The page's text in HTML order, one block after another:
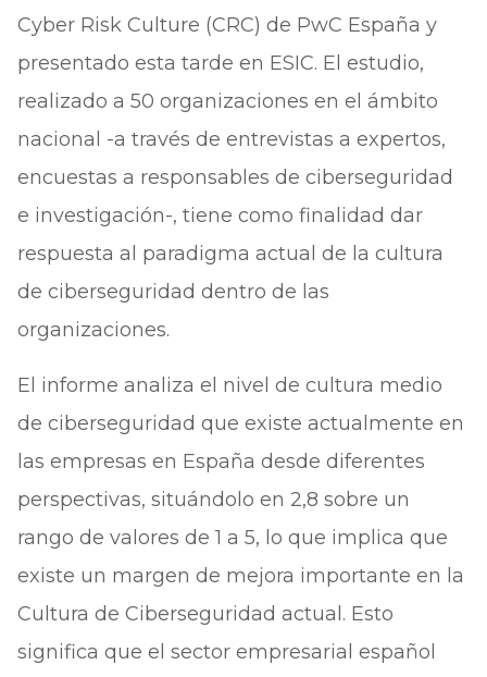
Cyber Risk Culture (CRC) de PwC España y
presentado esta tarde en ESIC. El estudio,
realizado a 50 organizaciones en el ámbito
nacional -a través de entrevistas a expertos,
encuestas a responsables de ciberseguridad
e investigación-, tiene como finalidad dar
respuesta al paradigma actual de la cultura
de ciberseguridad dentro de las
organizaciones.
El informe analiza el nivel de cultura medio
de ciberseguridad que existe actualmente en
las empresas en España desde diferentes
perspectivas, situándolo en 2,8 sobre un
rango de valores de 1 a 5, lo que implica que
existe un margen de mejora importante en la
Cultura de Ciberseguridad actual. Esto
significa que el sector empresarial español